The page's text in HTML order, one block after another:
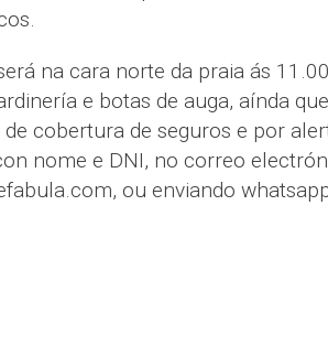
na cara norte da praia ás
e botas de auga, aínda
cobertura de seguros e por
nome e DNI, no correo
ou enviando